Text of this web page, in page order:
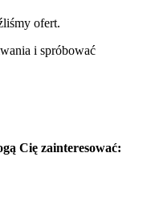
ofert.
i spróbować
Cię zainteresować: